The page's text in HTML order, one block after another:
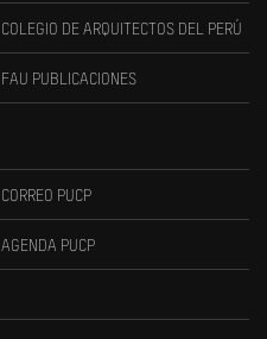
COLEGIO DE ARQUITECTOS DEL PERÚ
FAU PUBLICACIONES
CORREO PUCP
AGENDA PUCP